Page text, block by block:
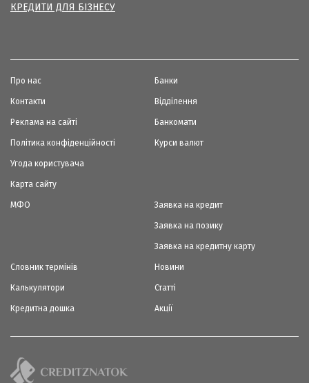
КРЕДИТИ ДЛЯ БІЗНЕСУ
Про нас
Контакти
Реклама на сайті
Політика конфіденційності
Угода користувача
Карта сайту
Банки
Відділення
Банкомати
Курси валют
МФО Заявка на кредит
Заявка на позику
Заявка на кредитну карту
Словник термінів
Калькулятори
Кредитна дошка
Новини
Статті
Акції